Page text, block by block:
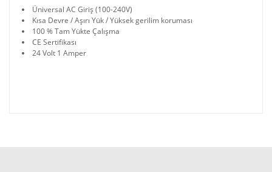
Üniversal AC Giriş (100-240V)
Kısa Devre / Aşırı Yük / Yüksek gerilim koruması
100 % Tam Yükte Çalışma
CE Sertifikası
24 Volt 1 Amper